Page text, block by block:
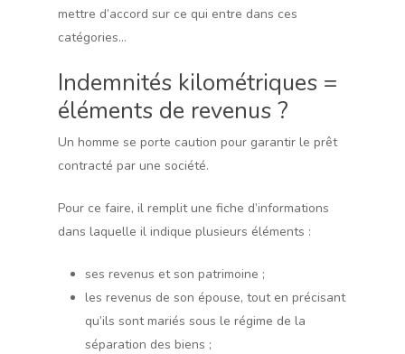
mettre d’accord sur ce qui entre dans ces
catégories…
Indemnités kilométriques =
éléments de revenus ?
Un homme se porte caution pour garantir le prêt
contracté par une société.
Pour ce faire, il remplit une fiche d’informations
dans laquelle il indique plusieurs éléments :
ses revenus et son patrimoine ;
les revenus de son épouse, tout en précisant
qu’ils sont mariés sous le régime de la
séparation des biens ;